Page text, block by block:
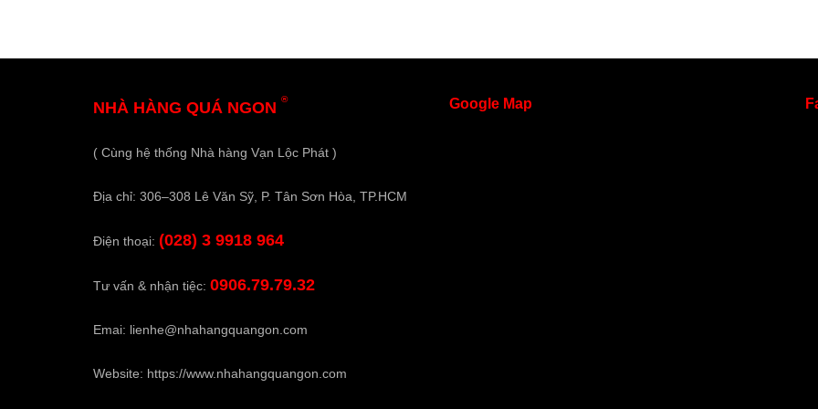
NHÀ HÀNG QUÁ NGON ®
( Cùng hệ thống Nhà hàng Vạn Lộc Phát )
Địa chỉ: 306–308 Lê Văn Sỹ, P. Tân Sơn Hòa, TP.HCM
Điện thoại: (028) 3 9918 964
Tư vấn & nhận tiệc: 0906.79.79.32
Emai: lienhe@nhahangquangon.com
Website: https://www.nhahangquangon.com
Google Map